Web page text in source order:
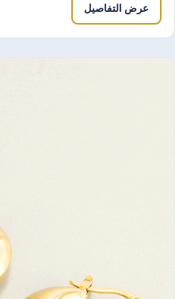
عرض التفاصيل